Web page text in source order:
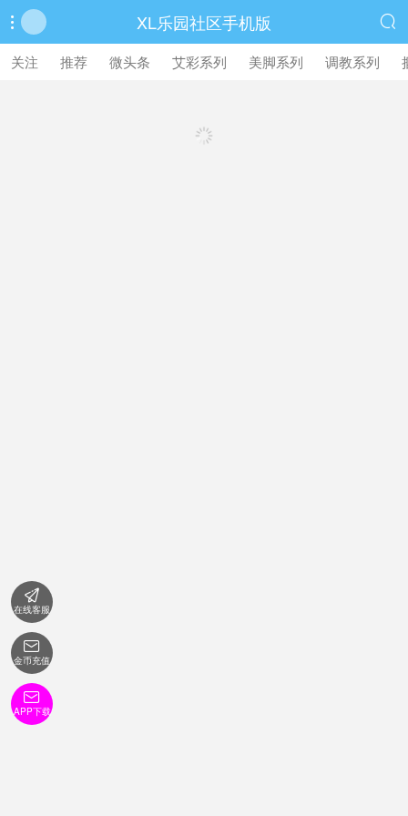
 XL乐园社区手机版 
关注 推荐 微头条 艾彩系列 美脚系列 调教系列
繁體中文版

在线客服

金币充值

APP下载